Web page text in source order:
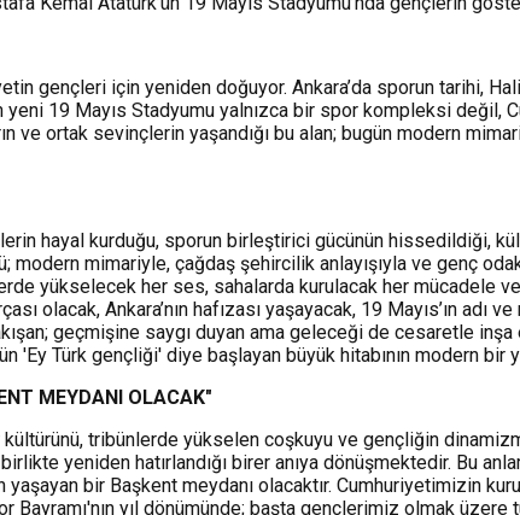
gençleri için yeniden doğuyor. Ankara’da sporun tarihi,
yeni 19 Mayıs Stadyumu yalnızca bir spor kompleksi
ve ortak sevinçlerin yaşandığı bu alan; bugün modern
hayal kurduğu, sporun birleştirici gücünün hissedildiği,
modern mimariyle, çağdaş şehircilik anlayışıyla ve genç
yükselecek her ses, sahalarda kurulacak her mücadele
olacak, Ankara’nın hafızası yaşayacak, 19 Mayıs’ın adı
geçmişine saygı duyan ama geleceği de cesaretle
Türk gençliği' diye başlayan büyük hitabının modern bir
MEYDANI OLACAK"
tribünlerde yükselen coşkuyu ve gençliğin
yeniden hatırlandığı birer anıya dönüşmektedir. Bu
bir Başkent meydanı olacaktır. Cumhuriyetimizin
Bayramı'nın yıl dönümünde; başta gençlerimiz olmak